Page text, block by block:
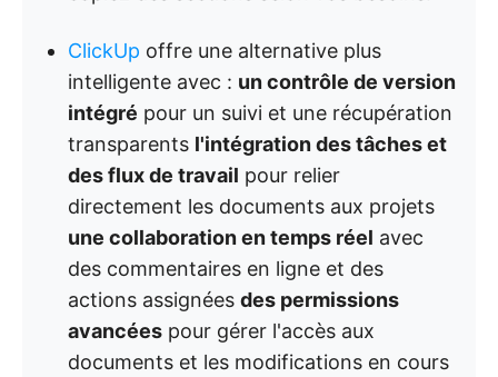
ClickUp offre une alternative plus
intelligente avec : un contrôle de version
intégré pour un suivi et une récupération
transparents l'intégration des tâches et
des flux de travail pour relier
directement les documents aux projets
une collaboration en temps réel avec
des commentaires en ligne et des
actions assignées des permissions
avancées pour gérer l'accès aux
documents et les modifications en cours